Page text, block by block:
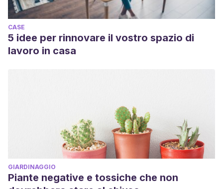
CASE
5 idee per rinnovare il vostro spazio di
lavoro in casa
GIARDINAGGIO
Piante negative e tossiche che non